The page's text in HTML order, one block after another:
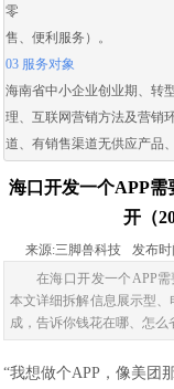
零
售、便利服务）。
03 服务对象
海南省中小企业创业期、转
理、互联网营销方法及营销
道、有销售渠道无供应产品
海口开发一个APP需
开（
来源:三脚兽科技 发布时
在海口开发一个APP需
本文详细拆解信息展示型、
成，告诉你钱花在哪、怎么
“我想做个APP，像美团